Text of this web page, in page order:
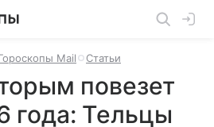
Mail Статьи
повезет
года: Тельцы